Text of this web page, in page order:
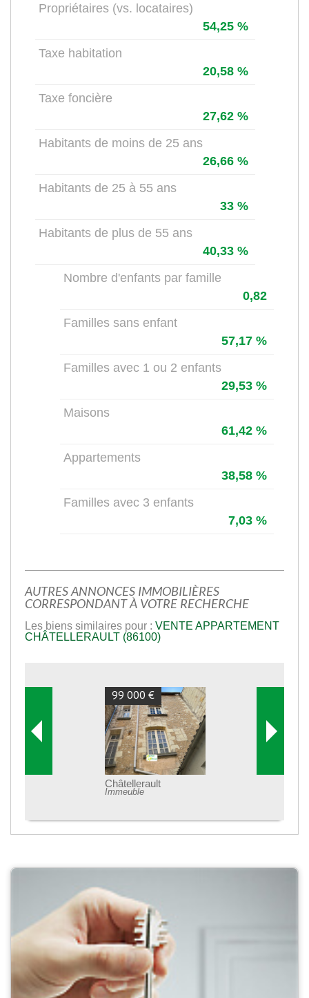
Propriétaires (vs. locataires)
54,25 %
Taxe habitation
20,58 %
Taxe foncière
27,62 %
Habitants de moins de 25 ans
26,66 %
Habitants de 25 à 55 ans
33 %
Habitants de plus de 55 ans
40,33 %
Nombre d'enfants par famille
0,82
Familles sans enfant
57,17 %
Familles avec 1 ou 2 enfants
29,53 %
Maisons
61,42 %
Appartements
38,58 %
Familles avec 3 enfants
7,03 %
AUTRES ANNONCES IMMOBILIÈRES
CORRESPONDANT À VOTRE RECHERCHE
Les biens similaires pour : VENTE APPARTEMENT
CHÂTELLERAULT (86100)
99 000 €
Châtellerault
Immeuble